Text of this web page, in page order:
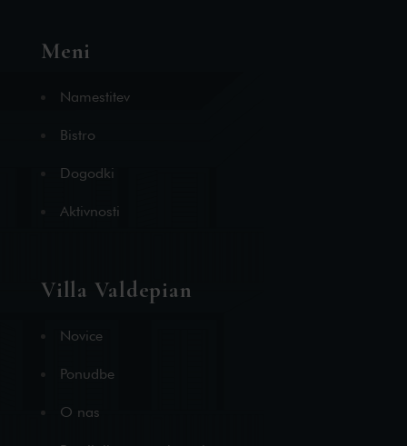
Meni
Namestitev
Bistro
Dogodki
Aktivnosti
Villa Valdepian
Novice
Ponudbe
O nas